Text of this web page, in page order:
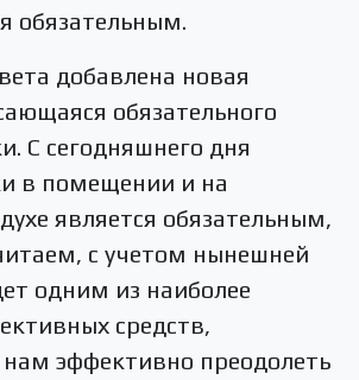
обязательным.
добавлена новая
обязательного
С сегодняшнего дня
в помещении и на
является обязательным,
с учетом нынешней
одним из наиболее
средств,
эффективно преодолеть